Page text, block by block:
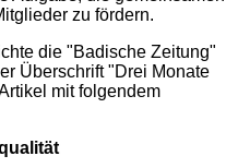
zu fördern.
die "Badische Zeitung"
Überschrift "Drei Monate
mit folgendem